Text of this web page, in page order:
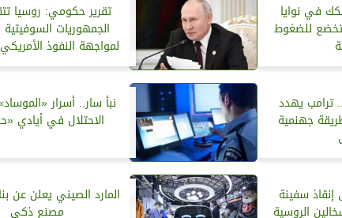
في نوايا
للضغوط
تقرير حكومي: روسيا
الجمهوريات السوفيتية
لمواجهة النفوذ
يهدد
جهنمية
نبأ سار.. أسرار
الاحتلال في أيادي
سفينة
الروسية
مصنع ذكي